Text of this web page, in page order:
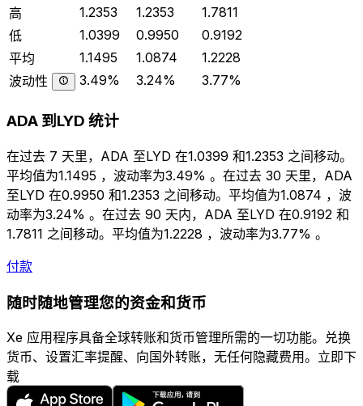
高
1.2353 1.2353
1.7811
低
1.0399 0.9950
0.9192
平均
1.1495 1.0874
1.2228
波动性
3.49% 3.24% 3.77%
ADA 到LYD 统计
在过去 7 天里，ADA 至LYD 在1.0399 和1.2353 之间移动。
平均值为1.1495 ，波动率为3.49% 。在过去 30 天里，ADA
至LYD 在0.9950 和1.2353 之间移动。平均值为1.0874 ，波
动率为3.24% 。在过去 90 天内，ADA 至LYD 在0.9192 和
1.7811 之间移动。平均值为1.2228 ，波动率为3.77% 。
付款
随时随地管理您的资金和货币
Xe 应用程序具备全球转账和货币管理所需的一切功能。兑换
货币、设置汇率提醒、向国外转账，无任何隐藏费用。立即下
载